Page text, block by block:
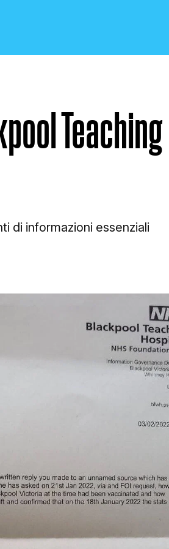
URBANE ED
Teaching
di informazioni essenziali